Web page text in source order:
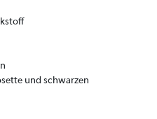
und schwarzen